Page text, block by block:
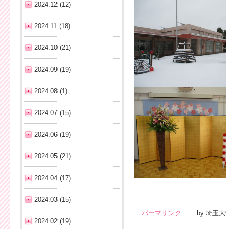
パーマリンク by 埼玉
2024.12 (12)
2024.11 (18)
2024.10 (21)
2024.09 (19)
2024.08 (1)
2024.07 (15)
2024.06 (19)
2024.05 (21)
2024.04 (17)
2024.03 (15)
2024.02 (19)